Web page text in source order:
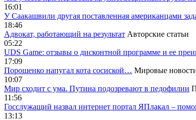
16:01
У Саакашвили другая поставленная американцами
18:46
Адвокат, работающий на результат Авторские статьи
05:22
UDS Game: отзывы о дисконтной программе и ее
17:09
Порошенко напугал кота сосиской… Мировые
10:07
Мир сходит с ума. Путина подозревают в педофилии
11:56
Госслужащий назвал интернет портал ЯПлакал –
13:13